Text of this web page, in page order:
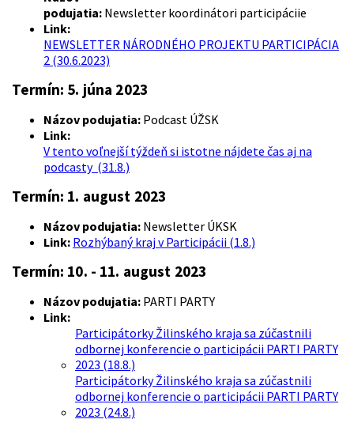
podujatia: Newsletter koordinátori participáciie
Link:
NEWSLETTER NÁRODNÉHO PROJEKTU PARTICIPÁCIA
2 (30.6.2023)
Termín: 5. júna 2023
Názov podujatia: Podcast ÚŽSK
Link:
V tento voľnejší týždeň si istotne nájdete čas aj na
podcasty (31.8.)
Termín: 1. august 2023
Názov podujatia: Newsletter ÚKSK
Link: Rozhýbaný kraj v Participácii (1.8.)
Termín: 10. - 11. august 2023
Názov podujatia: PARTI PARTY
Link:
Participátorky Žilinského kraja sa zúčastnili
odbornej konferencie o participácii PARTI PARTY
2023 (18.8.)
Participátorky Žilinského kraja sa zúčastnili
odbornej konferencie o participácii PARTI PARTY
2023 (24.8.)